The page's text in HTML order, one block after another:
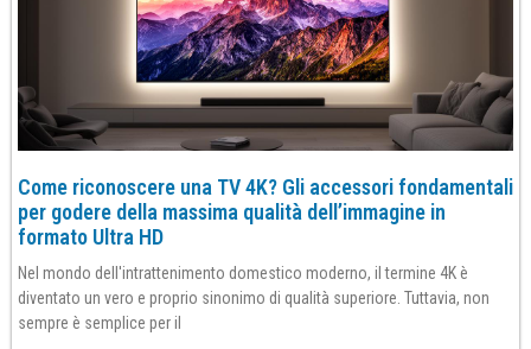
Come riconoscere una TV 4K? Gli accessori fondamentali
per godere della massima qualità dell’immagine in
formato Ultra HD
Nel mondo dell'intrattenimento domestico moderno, il termine 4K è
diventato un vero e proprio sinonimo di qualità superiore. Tuttavia, non
sempre è semplice per il